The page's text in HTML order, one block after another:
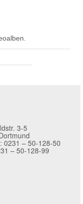
3-5
0231 – 50-128-50
– 50-128-99